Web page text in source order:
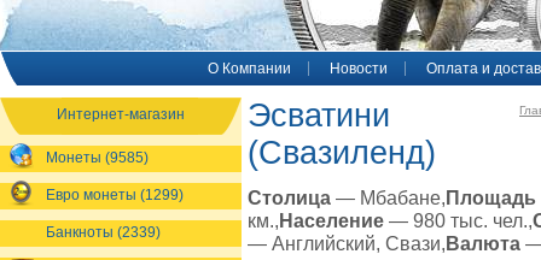
O Компании Новости Оплата и
Интернет-магазин
Монеты (9585)
Евро монеты (1299)
Банкноты (2339)
Эсватини
(Свазиленд)
Столица — Мбабане,Площадь
км.,Население — 980 тыс. чел.,
— Английский, Свази,Валюта —